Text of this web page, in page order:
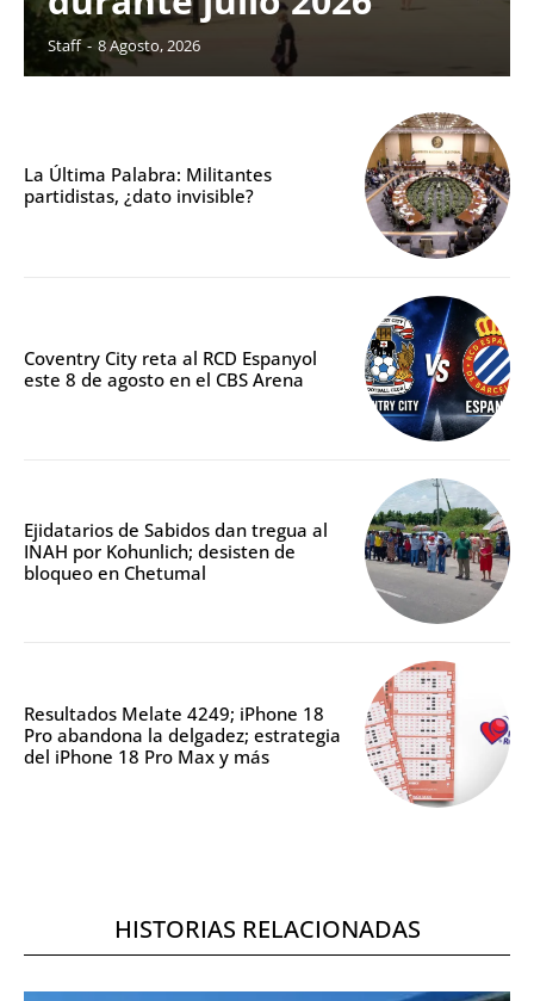
Staff - 8 Agosto, 2026
La Última Palabra: Militantes
partidistas, ¿dato invisible?
Coventry City reta al RCD Espanyol
este 8 de agosto en el CBS Arena
Ejidatarios de Sabidos dan tregua al
INAH por Kohunlich; desisten de
bloqueo en Chetumal
Resultados Melate 4249; iPhone 18
Pro abandona la delgadez; estrategia
del iPhone 18 Pro Max y más
HISTORIAS RELACIONADAS